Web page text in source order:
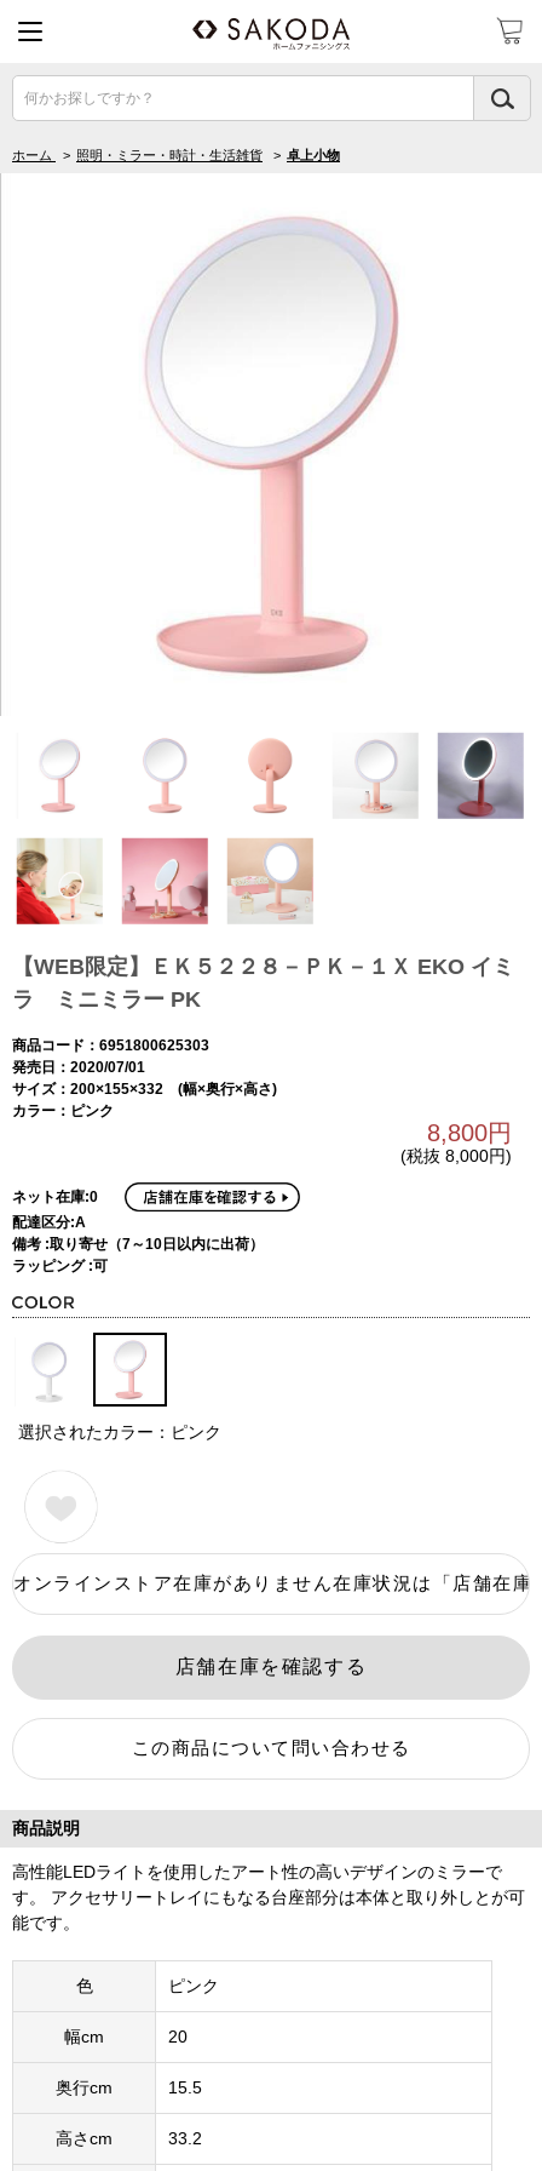
何かお探しですか？
ホーム > 照明・ミラー・時計・生活雑貨 > 卓上小物
【WEB限定】ＥＫ５２２８－ＰＫ－１Ｘ EKO イミ
ラ ミニミラー PK
商品コード：6951800625303
発売日：2020/07/01
サイズ：200×155×332 (幅×奥行×高さ)
カラー：ピンク
8,800円
(税抜 8,000円)
ネット在庫:0
配達区分:A
備考 :取り寄せ（7～10日以内に出荷）
ラッピング :可
選択されたカラー：ピンク
商品説明
高性能LEDライトを使用したアート性の高いデザインのミラーで
す。 アクセサリートレイにもなる台座部分は本体と取り外しとが可
能です。
色 ピンク
幅cm 20
奥行cm 15.5
高さcm 33.2